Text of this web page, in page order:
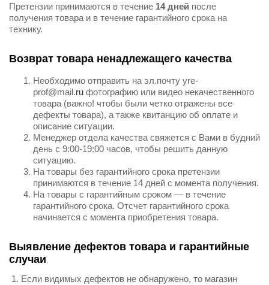
Претензии принимаются в течение 14 дней после
получения товара и в течение гарантийного срока на
технику.
Возврат товара ненадлежащего качества
Необходимо отправить на эл.почту yre-
prof@mail.ru фотографию или видео некачественного
товара (важно! чтобы были четко отражены все
дефекты товара), а также квитанцию об оплате и
описание ситуации.
Менеджер отдела качества свяжется с Вами в будний
день с 9:00-19:00 часов, чтобы решить данную
ситуацию.
На товары без гарантийного срока претензии
принимаются в течение 14 дней с момента получения.
На товары с гарантийным сроком — в течение
гарантийного срока. Отсчет гарантийного срока
начинается с момента приобретения товара.
Выявление дефектов товара и гарантийные
случаи
1. Если видимых дефектов не обнаружено, то магазин